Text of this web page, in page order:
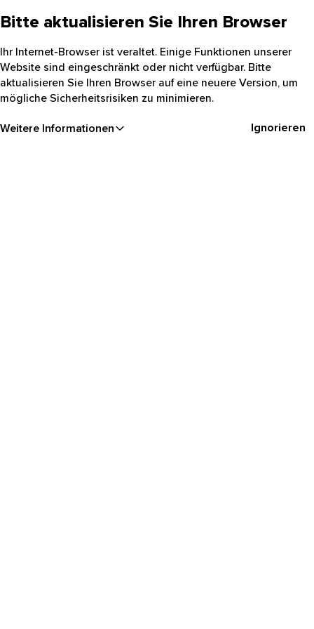
Bitte aktualisieren Sie Ihren Browser
Ihr Internet-Browser ist veraltet. Einige Funktionen unserer
Website sind eingeschränkt oder nicht verfügbar. Bitte
aktualisieren Sie Ihren Browser auf eine neuere Version, um
mögliche Sicherheitsrisiken zu minimieren.
Weitere Informationen Ignorieren